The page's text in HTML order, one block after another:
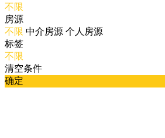
不限
房源
不限 中介房源 个人房源
标签
不限
清空条件
确定